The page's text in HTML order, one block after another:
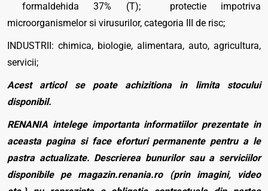
formaldehida 37% (T); protectie impotriva
microorganismelor si virusurilor, categoria III de risc;
INDUSTRII: chimica, biologie, alimentara, auto, agricultura,
servicii;
Acest articol se poate achizitiona in limita stocului
disponibil.
RENANIA intelege importanta informatiilor prezentate in
aceasta pagina si face eforturi permanente pentru a le
pastra actualizate. Descrierea bunurilor sau a serviciilor
disponibile pe magazin.renania.ro (prin imagini, video